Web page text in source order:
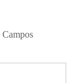
Campos